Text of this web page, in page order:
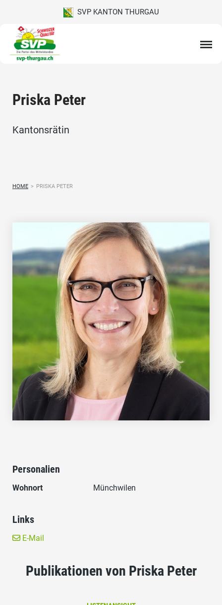
SVP KANTON THURGAU
Priska Peter
Kantonsrätin
HOME > PRISKA PETER
Personalien
Wohnort Münchwilen
Links
E-Mail
Publikationen von Priska Peter